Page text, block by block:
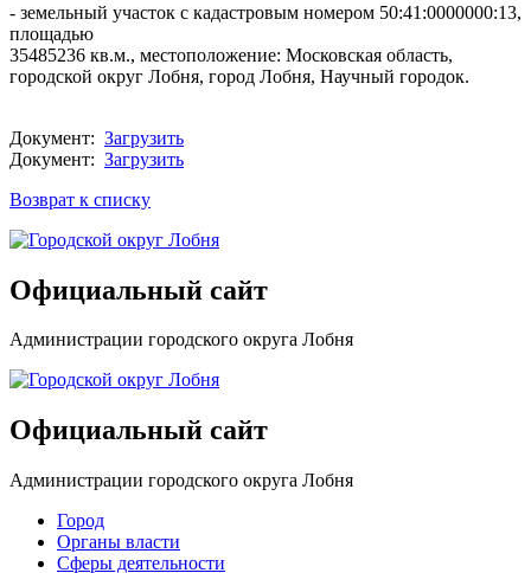
- земельный участок с кадастровым номером 50:41:0000000:13,
площадью
35485236 кв.м., местоположение: Московская область,
городской округ Лобня, город Лобня, Научный городок.
Документ: Загрузить
Документ: Загрузить
Возврат к списку
Официальный сайт
Администрации городского округа Лобня
Официальный сайт
Администрации городского округа Лобня
Город
Органы власти
Сферы деятельности